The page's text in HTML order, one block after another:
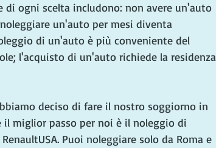
di ogni scelta includono: non avere un'auto
un'auto per mesi diventa
di un'auto è più conveniente del
l'acquisto di un'auto richiede la residenza
deciso di fare il nostro soggiorno in
il miglior passo per noi è il noleggio di
Puoi noleggiare solo da Roma e